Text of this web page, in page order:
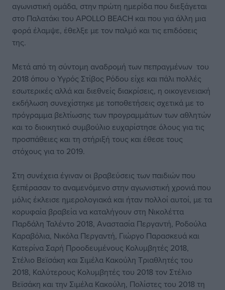
αγωνιστική ομάδα, στην πρώτη ημερίδα που διεξάγεται
στο Παλατάκι του ΑPOLLO BEACH και που για άλλη μια
φορά έλαμψε, έθελξε με τον παλμό και τις επιδόσεις
της.
Μετά από τη σύντομη αναδρομή των πεπραγμένων του
2018 όπου ο Υγρός Στίβος Ρόδου είχε και πάλι πολλές
εσωτερικές αλλά και διεθνείς διακρίσεις, η οικογενειακή
εκδήλωση συνεχίστηκε με τοποθετήσεις σχετικά με το
πρόγραμμα βελτίωσης των προγραμμάτων των αθλητών
και το διοικητικό συμβούλιο ευχαρίστησε όλους για τις
προσπάθειες και τη στήριξή τους και έθεσε τους
στόχους για το 2019.
Στη συνέχεια έγιναν οι βραβεύσεις των παιδιών που
ξεπέρασαν το αναμενόμενο στην αγωνιστική χρονιά που
μόλις έκλεισε ημερολογιακά και ήταν πολλοί αυτοί, με τα
κορυφαία βραβεία να καταλήγουν στη Νικολέττα
Παρδάλη Ταλέντο 2018, Αναστασία Περγαντή, Ροδούλα
Καραβόλια, Νικόλα Περγαντή, Γιώργο Παρασκευά και
Κατερίνα Σαρή Προοδευμένους Κολυμβητές 2018,
Στέλιο Βεϊσάκη και Σιμέλα Κακούλη Τριαθλητές του
2018, Καλύτερους Κολυμβητές του 2018 τον Στέλιο
Βεϊσάκη και την Σιμέλα Κακούλη, Πολίστες του 2018 τη